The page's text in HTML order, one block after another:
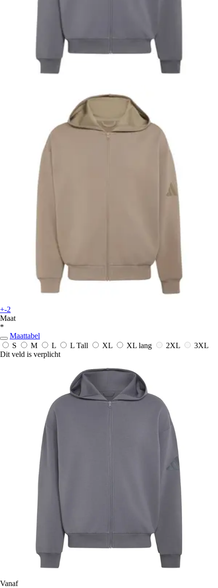
+-2
Maat
*
Maattabel
S
M L L Tall XL XL lang 2XL
3XL
Dit veld is verplicht
Vanaf